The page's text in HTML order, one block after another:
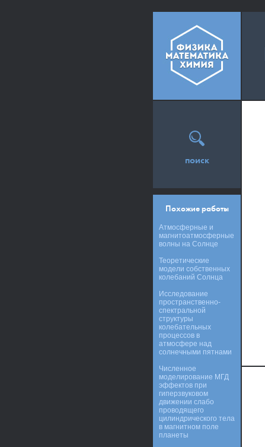
поиск
Похожие работы
Атмосферные и
магнитоатмосферные
волны на Солнце
Теоретические
модели собственных
колебаний Солнца
Исследование
пространственно-
спектральной
структуры
колебательных
процессов в
атмосфере над
солнечными пятнами
Численное
моделирование МГД
эффектов при
гиперзвуковом
движении слабо
проводящего
цилиндрического тела
в магнитном поле
планеты